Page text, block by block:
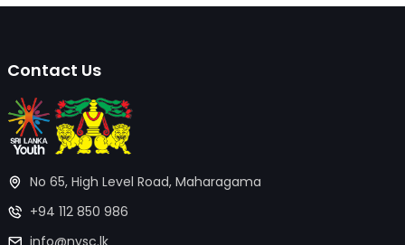
Contact Us
No 65, High Level Road, Maharagama
+94 112 850 986